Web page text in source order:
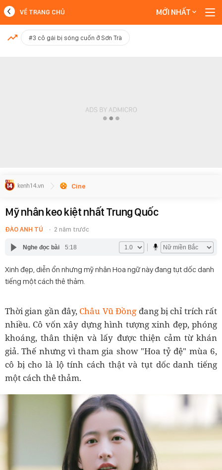
MỚI NHẤT
VỀ TRANG CHỦ MỚI NHẤT
#3 cô gái bị sóng cuốn ở Sơn Trà
Cine
Mỹ nhân keo kiệt nhất Trung Quốc
ĐÀO ANH TÚ 2 năm trước
Nghe đọc bài 5:18
Xinh đẹp, diễn ổn nhưng mỹ nhân Hoa ngữ này đang tụt dốc danh
tiếng một cách thê thảm.
Thời gian gần đây, Châu Vũ Đồng đang bị chỉ trích rất
nhiều. Cô vốn xây dựng hình tượng xinh đẹp, phóng
khoáng, thân thiện và lấy được thiện cảm từ khán
giả. Thế nhưng vì tham gia show "Hoa tỷ đệ" mùa 6,
cô bị cho là lộ tính cách thật và tụt dốc danh tiếng
một cách thê thảm.